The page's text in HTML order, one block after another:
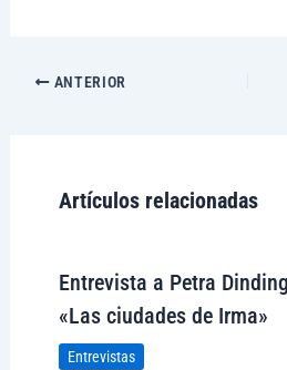
ANTERIOR
Artículos relacionadas
Entrevista a Petra
«Las ciudades de Irma»
Entrevistas